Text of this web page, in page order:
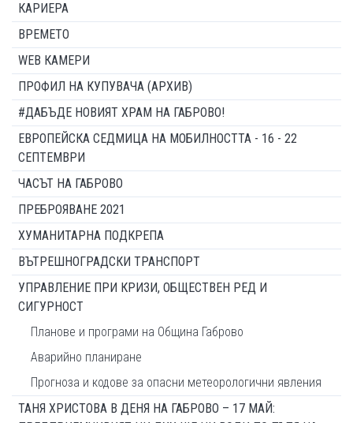
КАРИЕРА
ВРЕМЕТО
WEB КАМЕРИ
ПРОФИЛ НА КУПУВАЧА (АРХИВ)
#ДАБЪДЕ НОВИЯТ ХРАМ НА ГАБРОВО!
ЕВРОПЕЙСКА СЕДМИЦА НА МОБИЛНОСТТА - 16 - 22
СЕПТЕМВРИ
ЧАСЪТ НА ГАБРОВО
ПРЕБРОЯВАНЕ 2021
ХУМАНИТАРНА ПОДКРЕПА
ВЪТРЕШНОГРАДСКИ ТРАНСПОРТ
УПРАВЛЕНИЕ ПРИ КРИЗИ, ОБЩЕСТВЕН РЕД И
СИГУРНОСТ
Планове и програми на Община Габрово
Аварийно планиране
Прогноза и кодове за опасни метеорологични явления
ТАНЯ ХРИСТОВА В ДЕНЯ НА ГАБРОВО – 17 МАЙ: